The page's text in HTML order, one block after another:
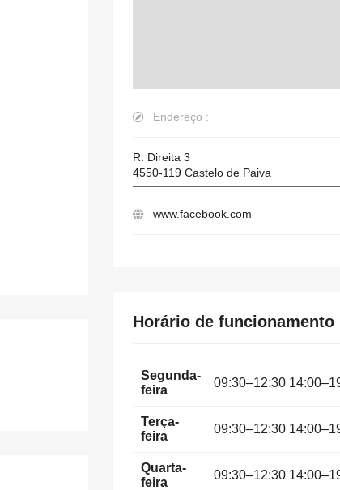
Endereço :
R. Direita 3
4550-119 Castelo de Paiva
www.facebook.com
Horário de funcionamento
Segunda-
feira
09:30–12:30
Terça-
feira
09:30–12:30
Quarta-
feira
09:30–12:30